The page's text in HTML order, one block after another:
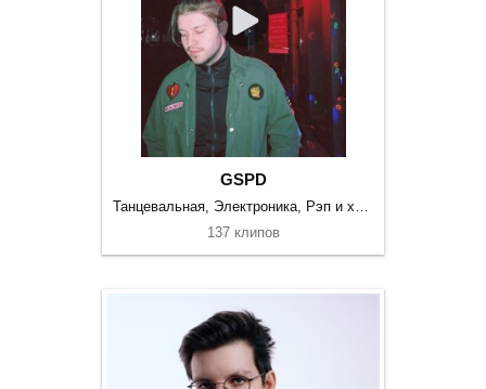
GSPD
Танцевальная, Электроника, Рэп и хип-хоп
137 клипов